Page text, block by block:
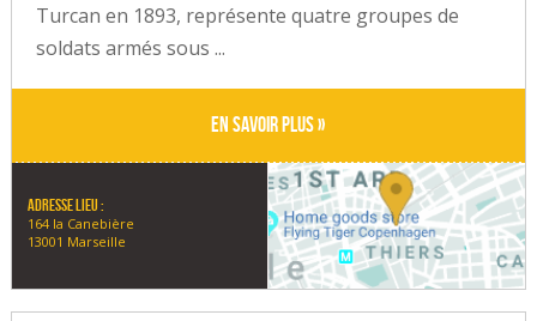
Turcan en 1893, représente quatre groupes de
soldats armés sous ...
En savoir plus »
Adresse lieu :
164 la Canebière
13001 Marseille